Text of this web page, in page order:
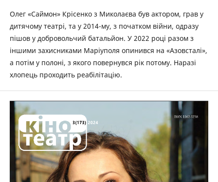
Олег «Саймон» Крісенко з Миколаєва був актором, грав у
дитячому театрі, та у 2014-му, з початком війни, одразу
пішов у добровольчий батальйон. У 2022 році разом з
іншими захисниками Маріуполя опинився на «Азовсталі»,
а потім у полоні, з якого повернувся рік потому. Наразі
хлопець проходить реабілітацію.